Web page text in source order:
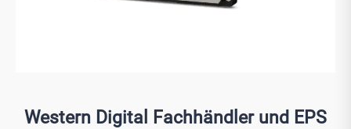
Western Digital Fachhändler und EPS